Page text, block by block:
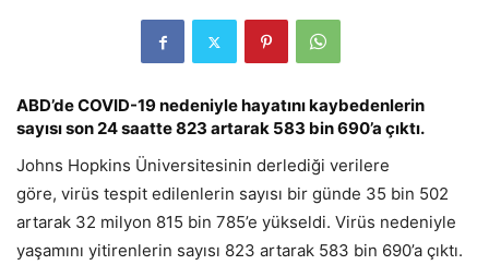
ABD’de COVID-19 nedeniyle hayatını kaybedenlerin
sayısı son 24 saatte 823 artarak 583 bin 690’a çıktı.
Johns Hopkins Üniversitesinin derlediği verilere
göre, virüs tespit edilenlerin sayısı bir günde 35 bin 502
artarak 32 milyon 815 bin 785’e yükseldi. Virüs nedeniyle
yaşamını yitirenlerin sayısı 823 artarak 583 bin 690’a çıktı.